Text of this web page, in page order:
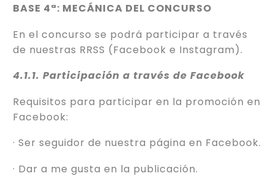
BASE 4ª: MECÁNICA DEL CONCURSO
En el concurso se podrá participar a través
de nuestras RRSS (Facebook e Instagram).
4.1.1. Participación a través de Facebook
Requisitos para participar en la promoción en
Facebook:
· Ser seguidor de nuestra página en Facebook.
· Dar a me gusta en la publicación.